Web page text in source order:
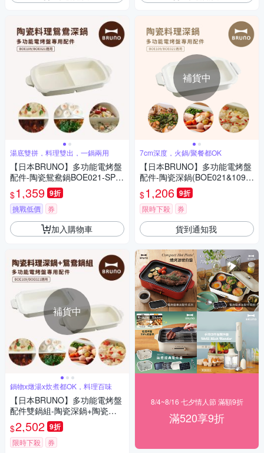
湯底雙拼，料理雙出，一鍋兩用
【日本BRUNO】多功能電烤盤
配件-陶瓷鴛鴦鍋BOE021-SPLI
T-KE (型號BOE021/109適用)
$1,359 9折
挑戰低價 券
加入購物車
補貨中
鍋物x燉湯x炊煮都OK，料理百味
【日本BRUNO】多功能電烤盤
配件雙鍋組-陶瓷深鍋+陶瓷鴛
鴦鍋 (BOE021/109適用)
$2,502 9折
限時下殺 券
補貨中
7cm深度，火鍋/聚餐都OK
【日本BRUNO】多功能電烤盤
配件-陶瓷深鍋(BOE021&109適
用)
$1,206 9折
限時下殺 券
貨到通知我
8/4~8/16 七夕情人節 滿額9折
滿520享9折